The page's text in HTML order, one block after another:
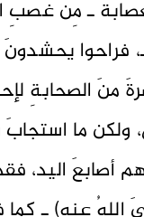
ـ مِن غصبِ
يحشدونَ
منَ الصحابةِ
ولكن ما
أصابعَ اليد،